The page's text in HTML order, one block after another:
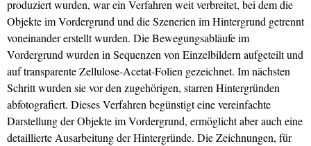
produziert wurden, war ein Verfahren weit verbreitet, bei dem die
Objekte im Vordergrund und die Szenerien im Hintergrund getrennt
voneinander erstellt wurden. Die Bewegungsabläufe im
Vordergrund wurden in Sequenzen von Einzelbildern aufgeteilt und
auf transparente Zellulose-Acetat-Folien gezeichnet. Im nächsten
Schritt wurden sie vor den zugehörigen, starren Hintergründen
abfotografiert. Dieses Verfahren begünstigt eine vereinfachte
Darstellung der Objekte im Vordergrund, ermöglicht aber auch eine
detaillierte Ausarbeitung der Hintergründe. Die Zeichnungen, für